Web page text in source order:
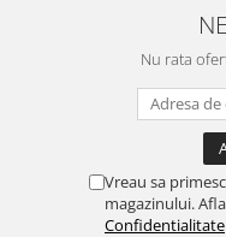
Nu rata
Vreau sa
magazinului.
Confidentialitate